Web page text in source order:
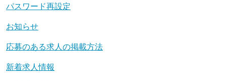
パスワード再設定
お知らせ
応募のある求人の掲載方法
新着求人情報